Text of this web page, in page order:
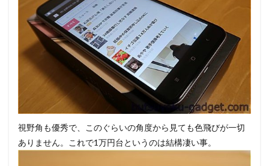
視野角も優秀で、このぐらいの角度から見ても色飛びが一切
ありません。これで1万円台というのは結構凄い事。